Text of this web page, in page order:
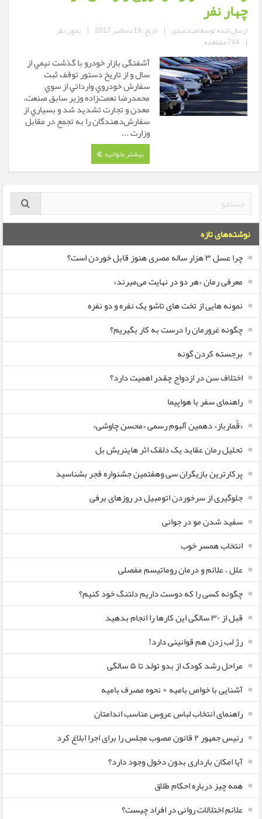
چهار نفر
ارسال شده توسطامیدعبدی | تاریخ: 19 دسامبر 2017 | بدون نظر
| 744 مشاهده
آشفتگی بازار خودرو با گذشت نيمي از
سال و از تاريخ دستور توقف ثبت
سفارش خودروي وارداتي از سوي
محمدرضا نعمت‌زاده وزیر سابق صنعت،
معدن و تجارت تشديد شد و بسياري از
سفارش‌دهندگان را به تجمع در مقابل
وزارت ...
بیشتر بخوانید
نوشته‌های تازه
چرا عسل ۳ هزار ساله‌ مصری هنوز قابل خوردن است؟
معرفی رمان «هر دو در نهایت می‌میرند»
نمونه هایی از تخت های تاشو یک نفره و دو نفره
چگونه غرورمان را درست به کار بگیریم؟
برجسته کردن گونه
اختلاف سن در ازدواج چقدر اهمیت دارد؟
راهنمای سفر با هواپیما
«قُمارباز» دهمین آلبوم رسمی «محسن چاوشی»
تحلیل رمان عقاید یک دلقک اثر هاینریش بل
پرکارترین بازیگران سی وهفتمین جشنواره فجر بشناسید
جلوگیری از سرخوردن اتومبیل در روزهای برفی
سفید شدن مو در جوانی
انتخاب همسر خوب
علل ، علائم و درمان روماتیسم مفصلی
چگونه کسی را که دوست داریم دلتنگ خود کنیم؟
قبل از ۳۰ سالگی این کارها را انجام بدهید
رژ لب زدن هم قوانینی دارد!
مراحل رشد کودک از بدو تولد تا ۵ سالگی
آشنایی با خواص بامیه + نحوه مصرف بامیه
راهنمای انتخاب لباس عروس مناسب اندامتان
رئیس جمهور ۲ قانون مصوب مجلس را برای اجرا ابلاغ کرد
آیا امکان بارداری بدون دخول وجود دارد؟
همه چیز درباره احکام طلاق
علائم اختلالات روانی در افراد چیست؟